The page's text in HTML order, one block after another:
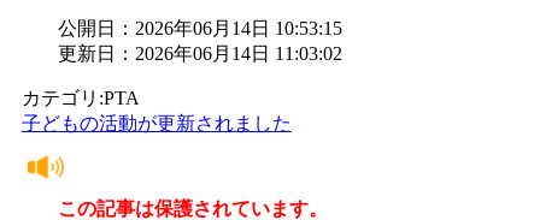
公開日：2026年06月14日 10:53:15
更新日：2026年06月14日 11:03:02
カテゴリ:PTA
子どもの活動が更新されました
この記事は保護されています。